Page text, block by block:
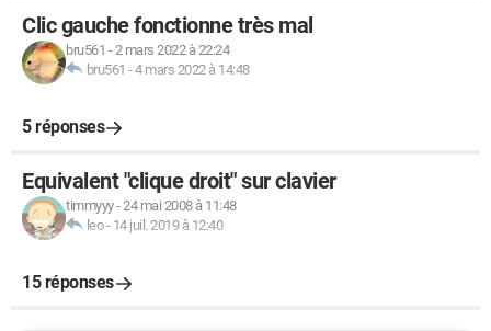
Clic gauche fonctionne très mal
bru561 -2 mars 2022 à 22:24
bru561 -4 mars 2022 à 14:48
5 réponses
Equivalent "clique droit" sur clavier
timmyyy-24 mai 2008 à 11:48
leo- 14 juil. 2019 à 12:40
15 réponses